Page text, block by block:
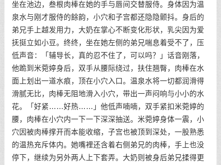
坐在池边，叁根肉棒在她的手与唇间交替服侍。身体因为温
泉水与刚才服侍的餘韵，小穴和子宫都还隐隐颤抖。身后的
弟兄手上越发用力，大奶在掌心不断变化形状，乳尖因为爱
抚挺立如小豆。终终，坐在她左侧的弟兄喘息着受不了，压
低声音：「辅导长，真的忍不住了，可以吗？」话音刚落，
他跪到米菀婷身后，双手从腰际绕过，扶住翘臀，肉棒在水
面上划出一道水痕，顶在小穴入口。温泉水将一切都润滑得
滑腻无比，肉棒无阻地滑入小穴，带出一声闷响与小小的水
花。「好紧……好热……」他低声喃喃，双手紧扣米菀婷的
腰，肉棒在小穴内一下一下深深抽送。米菀婷身体一震，小
穴因被肉棒撑开而本能收缩，子宫也被顶到深处，一股熟悉
的温热充斥体内。她嘴裡还含着右侧弟兄的肉棒，手上也没
停下，继续为另外两人上下套弄。大奶则被身后弟兄揉得更